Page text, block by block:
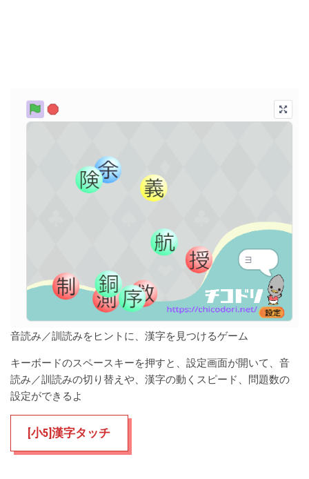
音読み／訓読みをヒントに、漢字を見つけるゲーム
キーボードのスペースキーを押すと、設定画面が開いて、音
読み／訓読みの切り替えや、漢字の動くスピード、問題数の
設定ができるよ
[小5]漢字タッチ